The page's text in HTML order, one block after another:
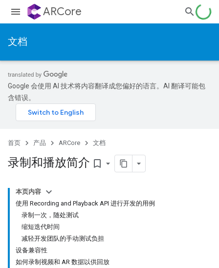
ARCore
文档
Google 会使用 AI 技术将内容翻译成您偏好的语言。AI 翻译可能包
含错误。
首页 产品 ARCore 文档
录制和播放简介 bookmark_border
本页内容
使用 Recording and Playback API 进行开发的用例
录制一次，随处测试
缩短迭代时间
减轻开发团队的手动测试负担
设备兼容性
如何录制视频和 AR 数据以供回放